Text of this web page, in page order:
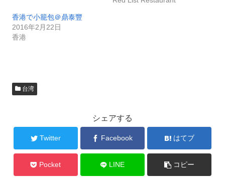
香港で小籠包＠鼎泰豐
2016年2月22日
香港
台湾
シェアする
Twitter Facebook はてブ
Pocket LINE コピー